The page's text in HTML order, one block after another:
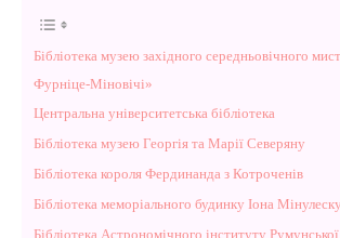
Бібліотека музею західного середньовічного
Фурніце-Міновічі»
Центральна університетська бібліотека
Бібліотека музею Георгія та Марії Северяну
Бібліотека короля Фердинанда з Котроченів
Бібліотека меморіального будинку Іона Мінулеску
Бібліотека Астрономічного інституту Румунської